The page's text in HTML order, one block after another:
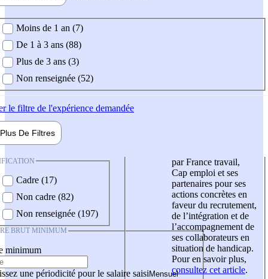
demandée
Moins de 1 an (7)
De 1 à 3 ans (88)
Plus de 3 ans (3)
Non renseignée (52)
le filtre de l'expérience demandée
Plus De Filtres
Cadre (17)
Non cadre (82)
Non renseignée (197)
BRUT MINIMUM
minimum
une périodicité pour le salaire saisi
par France travail,
Cap emploi et ses
partenaires pour ses
actions concrètes en
faveur du recrutement,
de l’intégration et de
l’accompagnement de
ses collaborateurs en
situation de handicap.
Pour en savoir plus,
consultez cet article.